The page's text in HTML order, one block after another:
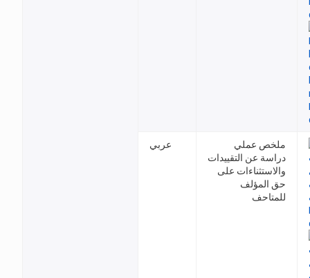
عربي
ملخص عملي
دراسة عن التقييدات
والاستثناءات على
حق المؤلف
للمتاحف